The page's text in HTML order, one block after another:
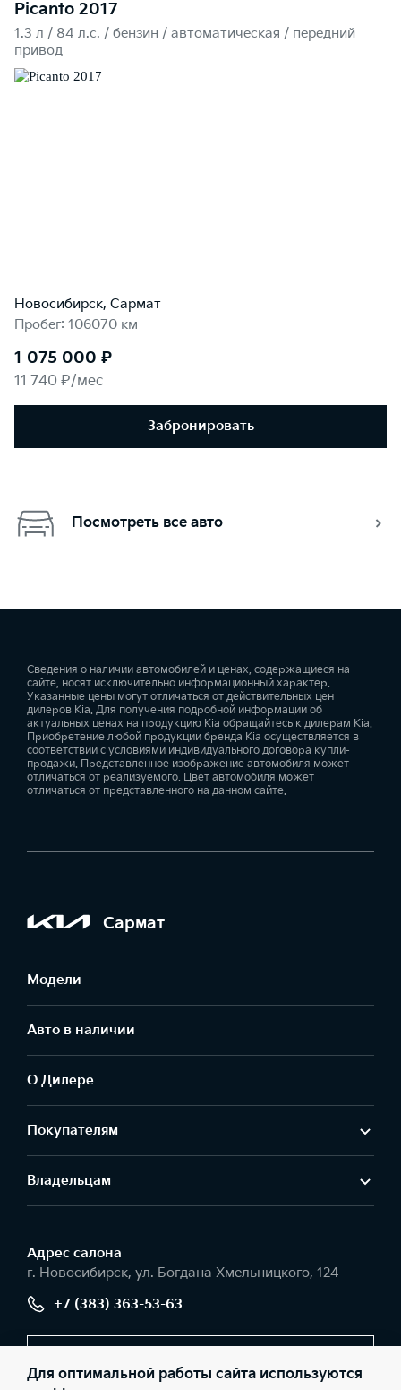
Picanto 2017
1.3 л / 84 л.c. / бензин / автоматическая / передний
привод
Новосибирск, Сармат
Пробег: 106070 км
1 075 000 ₽
11 740 ₽/мес
Забронировать
Посмотреть все авто
Сведения о наличии автомобилей и ценах, содержащиеся на
сайте, носят исключительно информационный характер.
Указанные цены могут отличаться от действительных цен
дилеров Kia. Для получения подробной информации об
актуальных ценах на продукцию Kia обращайтесь к дилерам Kia.
Приобретение любой продукции бренда Kia осуществляется в
соответствии с условиями индивидуального договора купли-
продажи. Представленное изображение автомобиля может
отличаться от реализуемого. Цвет автомобиля может
отличаться от представленного на данном сайте.
Сармат
Модели
Авто в наличии
О Дилере
Покупателям
Владельцам
Адрес салонa
г. Новосибирск, ул. Богдана Хмельницкого, 124
+7 (383) 363-53-63
Для оптимальной работы сайта используются